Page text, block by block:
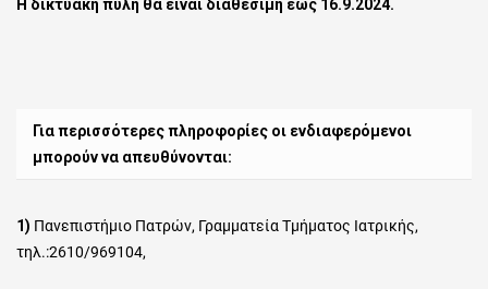
Η δικτυακή πύλη θα είναι διαθέσιμη έως 16.9.2024.
Για περισσότερες πληροφορίες οι ενδιαφερόμενοι
μπορούν να απευθύνονται:
1) Πανεπιστήμιο Πατρών, Γραμματεία Τμήματος Ιατρικής,
τηλ.:2610/969104,